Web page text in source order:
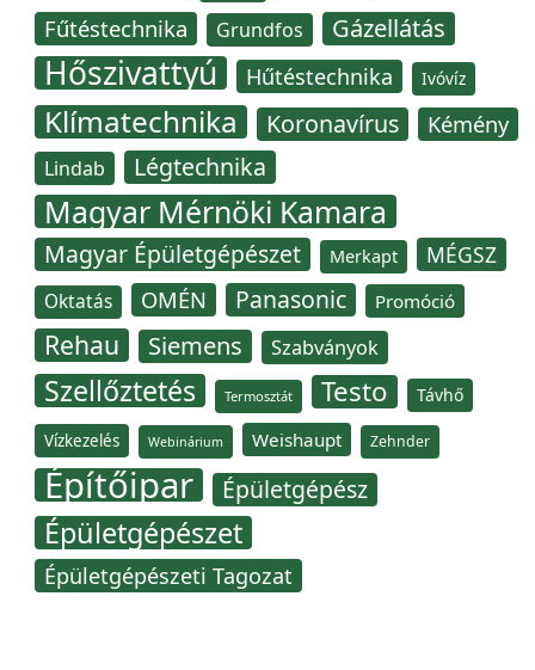
Fűtéstechnika Grundfos Gázellátás
Hőszivattyú Hűtéstechnika Ivóvíz
Klímatechnika Koronavírus Kémény
Lindab Légtechnika
Magyar Mérnöki Kamara
Magyar Épületgépészet Merkapt MÉGSZ
Oktatás OMÉN Panasonic Promóció
Rehau Siemens Szabványok
Szellőztetés Termosztát Testo Távhő
Vízkezelés Webinárium Weishaupt Zehnder
Építőipar Épületgépész
Épületgépészet
Épületgépészeti Tagozat